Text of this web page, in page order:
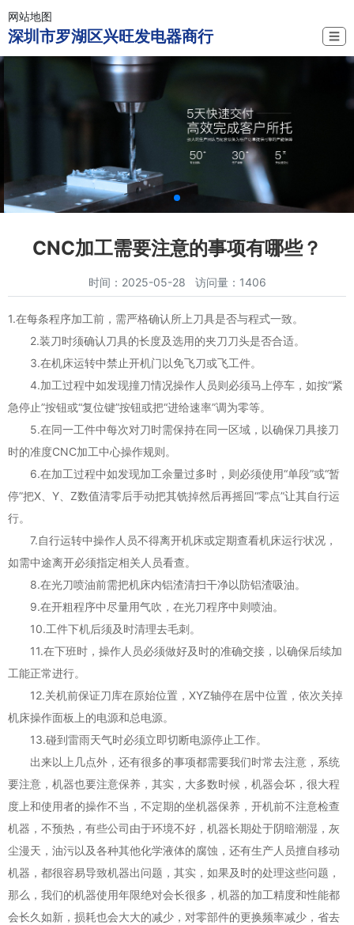
网站地图
深圳市罗湖区兴旺发电器商行 ☰
CNC加工需要注意的事项有哪些？
时间：2025-05-28 访问量：1406
1.在每条程序加工前，需严格确认所上刀具是否与程式一致。
2.装刀时须确认刀具的长度及选用的夹刀刀头是否合适。
3.在机床运转中禁止开机门以免飞刀或飞工件。
4.加工过程中如发现撞刀情况操作人员则必须马上停车，如按“紧
急停止”按钮或“复位键”按钮或把“进给速率”调为零等。
5.在同一工件中每次对刀时需保持在同一区域，以确保刀具接刀
时的准度CNC加工中心操作规则。
6.在加工过程中如发现加工余量过多时，则必须使用“单段”或“暂
停”把X、Y、Z数值清零后手动把其铣掉然后再摇回“零点”让其自行运
行。
7.自行运转中操作人员不得离开机床或定期查看机床运行状况，
如需中途离开必须指定相关人员看查。
8.在光刀喷油前需把机床内铝渣清扫干净以防铝渣吸油。
9.在开粗程序中尽量用气吹，在光刀程序中则喷油。
10.工件下机后须及时清理去毛刺。
11.在下班时，操作人员必须做好及时的准确交接，以确保后续加
工能正常进行。
12.关机前保证刀库在原始位置，XYZ轴停在居中位置，依次关掉
机床操作面板上的电源和总电源。
13.碰到雷雨天气时必须立即切断电源停止工作。
出来以上几点外，还有很多的事项都需要我们时常去注意，系统
要注意，机器也要注意保养，其实，大多数时候，机器会坏，很大程
度上和使用者的操作不当，不定期的坐机器保养，开机前不注意检查
机器，不预热，有些公司由于环境不好，机器长期处于阴暗潮湿，灰
尘漫天，油污以及各种其他化学液体的腐蚀，还有生产人员擅自移动
机器，都很容易导致机器出问题，其实，如果及时的处理这些问题，
那么，我们的机器使用年限绝对会长很多，机器的加工精度和性能都
会长久如新，损耗也会大大的减少，对零部件的更换频率减少，省去